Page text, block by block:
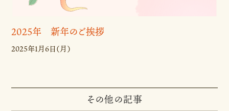
2025年 新年のご挨拶
2025年1月6日（月）
その他の記事